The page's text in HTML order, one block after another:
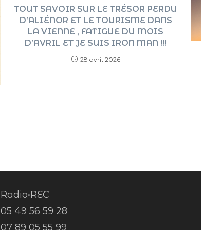
TOUT SAVOIR SUR LE TRÉSOR PERDU
D’ALIÉNOR ET LE TOURISME DANS
LA VIENNE , FATIGUE DU MOIS
D’AVRIL ET JE SUIS IRON MAN !!!
28 avril 2026
Radio•REC
05 49 56 59 28
07 89 05 55 99